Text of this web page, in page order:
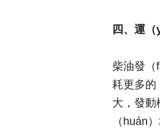
四、運
柴油發（
耗更多的
大，發動
（huán